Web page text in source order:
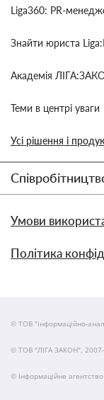
Liga360: PR-
Знайти юриста
Академія
Теми в центрі уваги
Усі рішення і
Умови
Політика
© ТОВ "інформаційно-
© ТОВ "ЛІГА ЗАКОН",
© Інформаційне